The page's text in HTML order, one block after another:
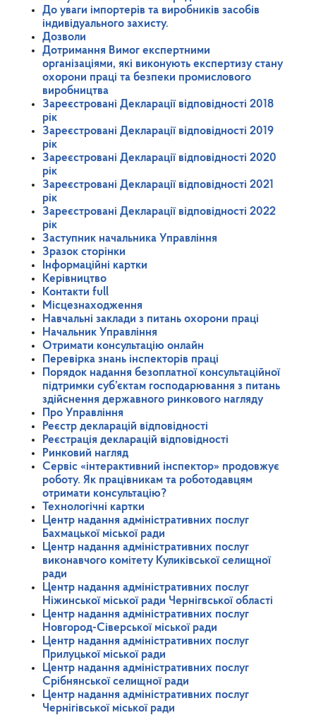
До уваги імпортерів та виробників засобів
індивідуального захисту.
Дозволи
Дотримання Вимог експертними
організаціями, які виконують експертизу стану
охорони праці та безпеки промислового
виробництва
Зареєстровані Декларації відповідності 2018
рік
Зареєстровані Декларації відповідності 2019
рік
Зареєстровані Декларації відповідності 2020
рік
Зареєстровані Декларації відповідності 2021
рік
Зареєстровані Декларації відповідності 2022
рік
Заступник начальника Управління
Зразок сторінки
Інформаційні картки
Керівництво
Контакти full
Місцезнаходження
Навчальні заклади з питань охорони праці
Начальник Управління
Отримати консультацію онлайн
Перевірка знань інспекторів праці
Порядок надання безоплатної консультаційної
підтримки суб’єктам господарювання з питань
здійснення державного ринкового нагляду
Про Управління
Реєстр декларацій відповідності
Реєстрація декларацій відповідності
Ринковий нагляд
Сервіс «інтерактивний інспектор» продовжує
роботу. Як працівникам та роботодавцям
отримати консультацію?
Технологічні картки
Центр надання адміністративних послуг
Бахмацької міської ради
Центр надання адміністративних послуг
виконавчого комітету Куликівської селищної
ради
Центр надання адміністративних послуг
Ніжинської міської ради Чернігвської області
Центр надання адміністративних послуг
Новгород-Сіверської міської ради
Центр надання адміністративних послуг
Прилуцької міської ради
Центр надання адміністративних послуг
Срібнянської селищної ради
Центр надання адміністративних послуг
Чернігівської міської ради